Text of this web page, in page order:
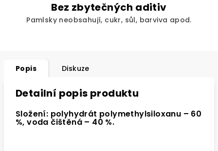
Bez zbytečných aditiv
Pamlsky neobsahují, cukr, sůl, barviva apod.
Popis Diskuze
Detailní popis produktu
Složení: polyhydrát polymethylsiloxanu – 60
%, voda čištěná – 40 %.